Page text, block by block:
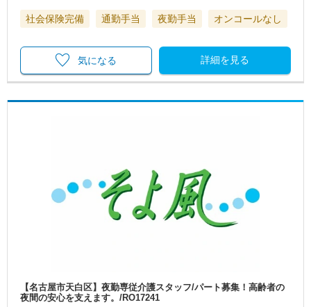
社会保険完備 通勤手当 夜勤手当 オンコールなし
詳細を見る
気になる
【名古屋市天白区】夜勤専従介護スタッフ/パート募集！高齢者の
夜間の安心を支えます。/RO17241